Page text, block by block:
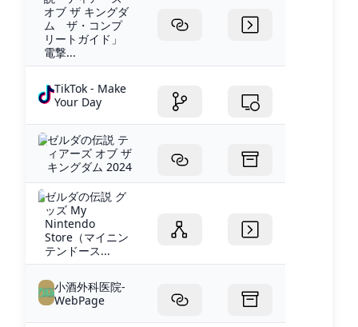
オブ ザ キングダ
ム ザ・コンプ
リートガイド」
電撃...
TikTok - Make
Your Day
ゼルダの伝説 テ
ィアーズ オブ ザ
キングダム 2024
ゼルダの伝説 グ
ッズ My
Nintendo
Store（マイニン
テンドース...
小酒外科医院-
WebPage